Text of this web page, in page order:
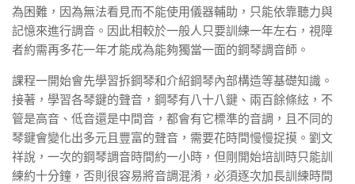
為困難，因為無法看見而不能使用儀器輔助，只能依靠聽力與
記憶來進行調音。因此相較於一般人只要訓練一年左右，視障
者約需再多花一年才能成為能夠獨當一面的鋼琴調音師。
課程一開始會先學習拆鋼琴和介紹鋼琴內部構造等基礎知識。
接著，學習各琴鍵的聲音，鋼琴有八十八鍵、兩百餘條絃，不
管是高音、低音還是中間音，都會有它標準的音調，且不同的
琴鍵會變化出多元且豐富的聲音，需要花時間慢慢捉摸。劉文
祥說，一次的鋼琴調音時間約一小時，但剛開始培訓時只能訓
練約十分鐘，否則很容易將音調混淆，必須逐次加長訓練時間